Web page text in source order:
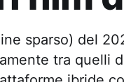
sparso) del
tra quelli